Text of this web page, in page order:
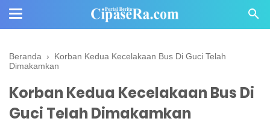
Beranda › Korban Kedua Kecelakaan Bus Di Guci Telah
Dimakamkan
Korban Kedua Kecelakaan Bus Di
Guci Telah Dimakamkan